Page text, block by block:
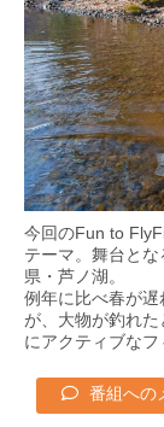
今回のFun to
テーマ。舞台とな
県・芦ノ湖。
例年に比べ春が
が、大物が釣れ
にアクティブなフ
番組への